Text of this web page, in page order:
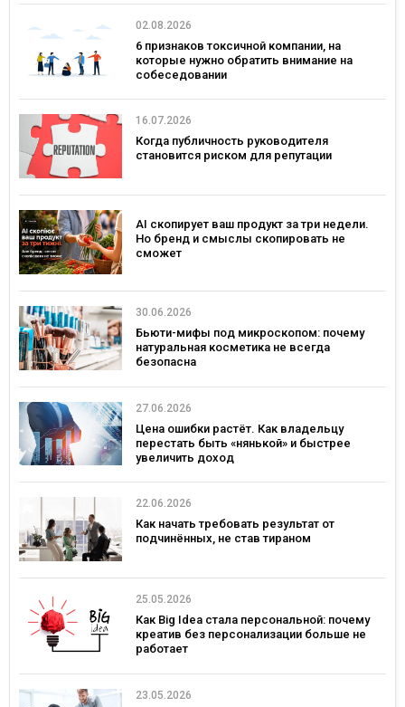
02.08.2026
6 признаков токсичной компании, на
которые нужно обратить внимание на
собеседовании
16.07.2026
Когда публичность руководителя
становится риском для репутации
AI скопирует ваш продукт за три недели.
Но бренд и смыслы скопировать не
сможет
30.06.2026
Бьюти-мифы под микроскопом: почему
натуральная косметика не всегда
безопасна
27.06.2026
Цена ошибки растёт. Как владельцу
перестать быть «нянькой» и быстрее
увеличить доход
22.06.2026
Как начать требовать результат от
подчинённых, не став тираном
25.05.2026
Как Big Idea стала персональной: почему
креатив без персонализации больше не
работает
23.05.2026